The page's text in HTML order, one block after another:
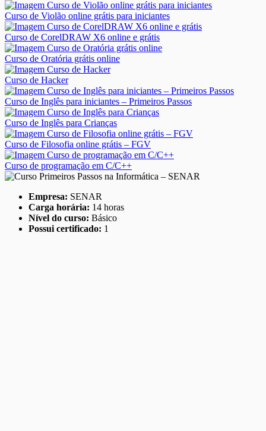
Curso de Violão online grátis para iniciantes
Curso de CorelDRAW X6 online e grátis
Curso de Oratória grátis online
Curso de Hacker
Curso de Inglês para iniciantes – Primeiros Passos
Curso de Inglês para Crianças
Curso de Filosofia online grátis – FGV
Curso de programação em C/C++
Empresa: SENAR
Carga horária: 14 horas
Nível do curso: Básico
Possui certificado: 1